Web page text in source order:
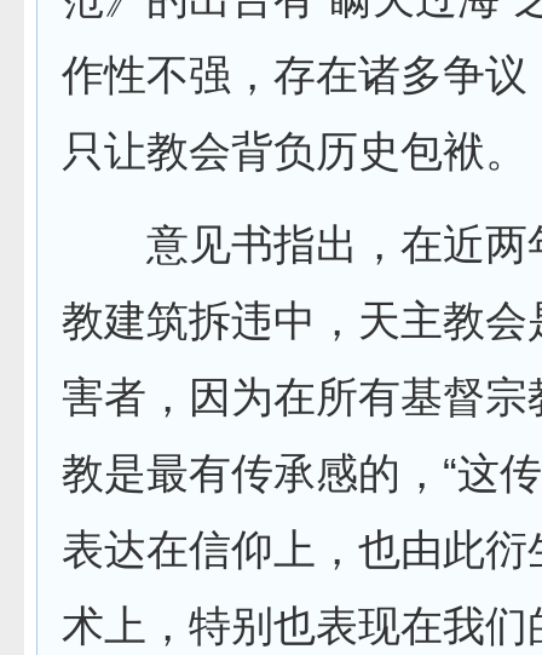
作性不强，存在诸多争议
只让教会背负历史包袱。
意见书指出，在近两
教建筑拆违中，天主教会
害者，因为在所有基督宗
教是最有传承感的，“这
表达在信仰上，也由此衍
术上，特别也表现在我们